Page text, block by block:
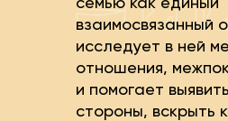
семью как единый
взаимосвязанный
исследует в ней
отношения,
и помогает
стороны, вскрыть